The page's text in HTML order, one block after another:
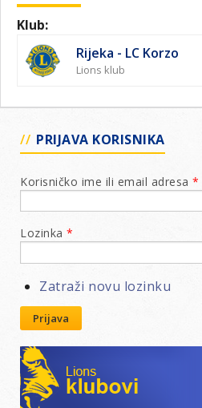
Klub:
Rijeka - LC Korzo
Lions klub
PRIJAVA KORISNIKA
Korisničko ime ili email adresa *
Lozinka *
Zatraži novu lozinku
Prijava
Lions klubovi